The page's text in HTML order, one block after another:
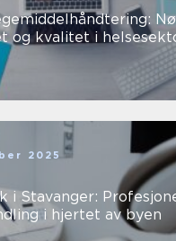
og kvalitet i
2025
i Stavanger:
i hjertet av byen